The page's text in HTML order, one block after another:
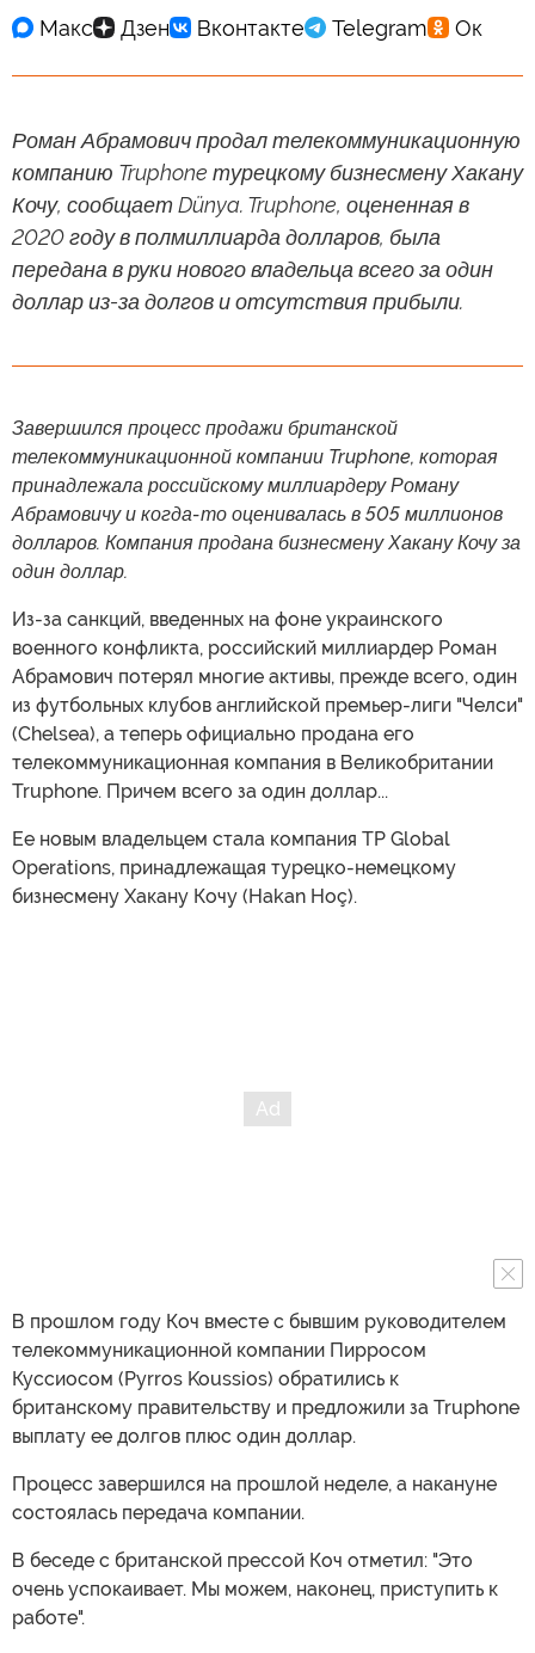
Роман Абрамович продал телекоммуникационную
компанию Truphone турецкому бизнесмену Хакану
Кочу, сообщает Dünya. Truphone, оцененная в
2020 году в полмиллиарда долларов, была
передана в руки нового владельца всего за один
доллар из-за долгов и отсутствия прибыли.
Завершился процесс продажи британской
телекоммуникационной компании Truphone, которая
принадлежала российскому миллиардеру Роману
Абрамовичу и когда-то оценивалась в 505 миллионов
долларов. Компания продана бизнесмену Хакану Кочу за
один доллар.
Из-за санкций, введенных на фоне украинского
военного конфликта, российский миллиардер Роман
Абрамович потерял многие активы, прежде всего, один
из футбольных клубов английской премьер-лиги "Челси"
(Chelsea), а теперь официально продана его
телекоммуникационная компания в Великобритании
Truphone. Причем всего за один доллар...
Ее новым владельцем стала компания TP Global
Operations, принадлежащая турецко-немецкому
бизнесмену Хакану Кочу (Hakan Hoç).
В прошлом году Коч вместе с бывшим руководителем
телекоммуникационной компании Пирросом
Куссиосом (Pyrros Koussios) обратились к
британскому правительству и предложили за Truphone
выплату ее долгов плюс один доллар.
Процесс завершился на прошлой неделе, а накануне
состоялась передача компании.
В беседе с британской прессой Коч отметил: "Это
очень успокаивает. Мы можем, наконец, приступить к
работе".